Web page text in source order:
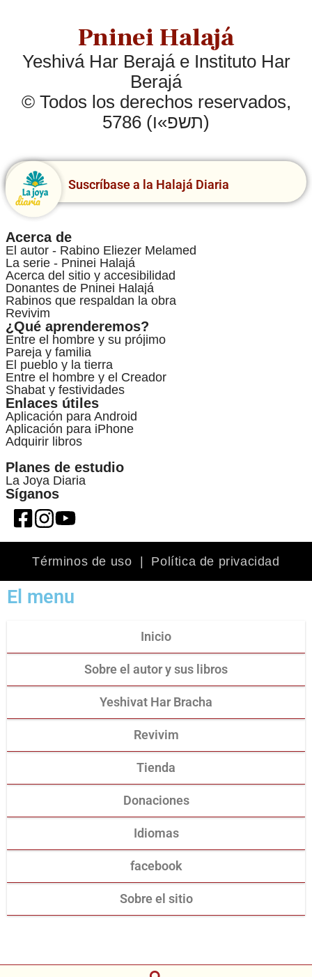
Pninei Halajá
Yeshivá Har Berajá e Instituto Har
Berajá
© Todos los derechos reservados,
5786 (תשפ»ו)
Suscríbase a la Halajá Diaria
Acerca de
El autor - Rabino Eliezer Melamed
La serie - Pninei Halajá
Acerca del sitio y accesibilidad
Donantes de Pninei Halajá
Rabinos que respaldan la obra
Revivim
¿Qué aprenderemos?
Entre el hombre y su prójimo
Pareja y familia
El pueblo y la tierra
Entre el hombre y el Creador
Shabat y festividades
Enlaces útiles
Aplicación para Android
Aplicación para iPhone
Adquirir libros
Planes de estudio
La Joya Diaria
Síganos
Términos de uso Política de privacidad
El menu
Inicio
Sobre el autor y sus libros
Yeshivat Har Bracha
Revivim
Tienda
Donaciones
Idiomas
facebook
Sobre el sitio